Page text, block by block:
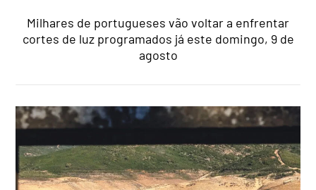
Milhares de portugueses vão voltar a enfrentar
cortes de luz programados já este domingo, 9 de
agosto